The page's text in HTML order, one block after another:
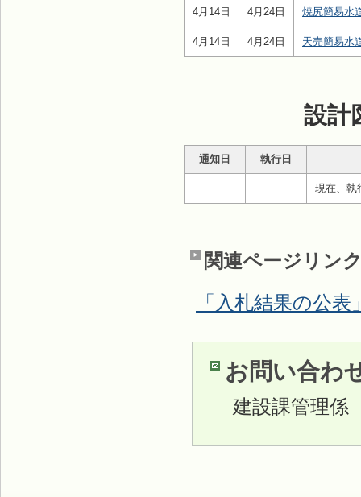
4月14日 4月24日 焼尻簡易水
4月14日 4月24日 天売簡易水
設計
通知日 執行日
現在、執
関連ページリン
「入札結果の公表
お問い合わ
建設課管理係